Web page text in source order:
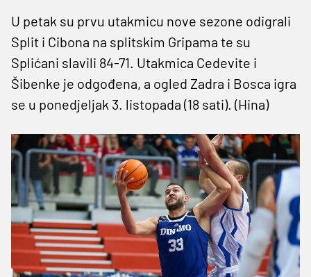
U petak su prvu utakmicu nove sezone odigrali
Split i Cibona na splitskim Gripama te su
Splićani slavili 84-71. Utakmica Cedevite i
Šibenke je odgođena, a ogled Zadra i Bosca igra
se u ponedjeljak 3. listopada (18 sati). (Hina)